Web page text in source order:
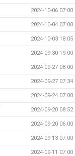
2024-10-06 07:00
2024-10-04 07:00
2024-10-03 18:05
2024-09-30 19:00
2024-09-27 08:00
2024-09-27 07:34
2024-09-24 07:00
2024-09-20 08:52
2024-09-20 06:00
2024-09-13 07:00
2024-09-11 07:00